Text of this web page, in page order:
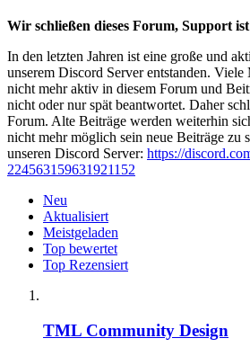
Wir schließen dieses Forum, Support
In den letzten Jahren ist eine große und
unserem Discord Server entstanden.
nicht mehr aktiv in diesem Forum und
nicht oder nur spät beantwortet. Daher
Forum. Alte Beiträge werden weiterhin
nicht mehr möglich sein neue Beiträge zu
unseren Discord Server: https://
224563159631921152
Neu
Aktualisiert
Meistgeladen
Top bewertet
Top Rezensiert
TML Community Design